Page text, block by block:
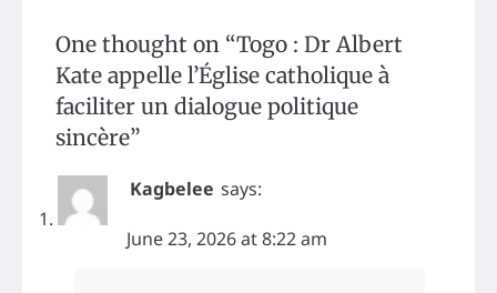
One thought on “Togo : Dr Albert
Kate appelle l’Église catholique à
faciliter un dialogue politique
sincère”
Kagbelee says:
June 23, 2026 at 8:22 am